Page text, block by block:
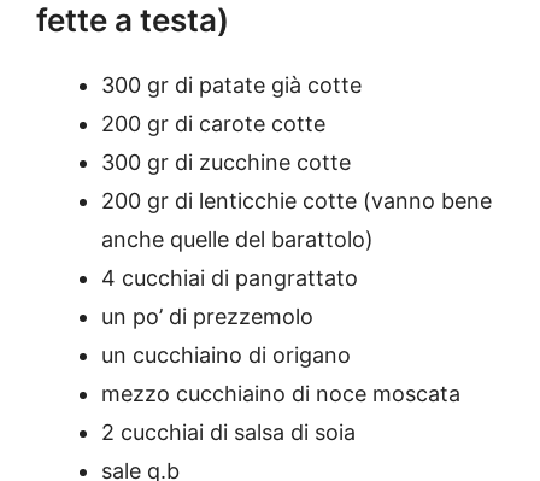
fette a testa)
300 gr di patate già cotte
200 gr di carote cotte
300 gr di zucchine cotte
200 gr di lenticchie cotte (vanno bene
anche quelle del barattolo)
4 cucchiai di pangrattato
un po’ di prezzemolo
un cucchiaino di origano
mezzo cucchiaino di noce moscata
2 cucchiai di salsa di soia
sale q.b